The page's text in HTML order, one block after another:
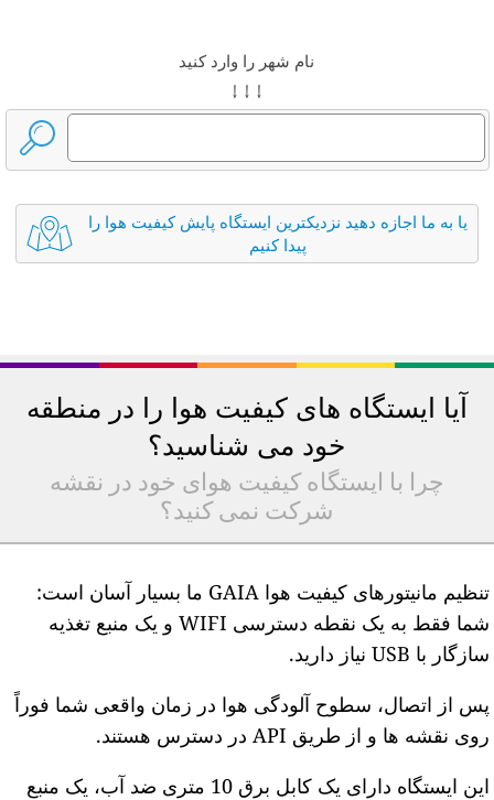
نام شهر را وارد کنید
↓ ↓ ↓
یا به ما اجازه دهید نزدیکترین ایستگاه پایش کیفیت هوا را
پیدا کنیم
آیا ایستگاه های کیفیت هوا را در منطقه
خود می شناسید؟
چرا با ایستگاه کیفیت هوای خود در نقشه
شرکت نمی کنید؟
تنظیم مانیتورهای کیفیت هوا GAIA ما بسیار آسان است:
شما فقط به یک نقطه دسترسی WIFI و یک منبع تغذیه
سازگار با USB نیاز دارید.
پس از اتصال، سطوح آلودگی هوا در زمان واقعی شما فوراً
روی نقشه ها و از طریق API در دسترس هستند.
این ایستگاه دارای یک کابل برق 10 متری ضد آب، یک منبع